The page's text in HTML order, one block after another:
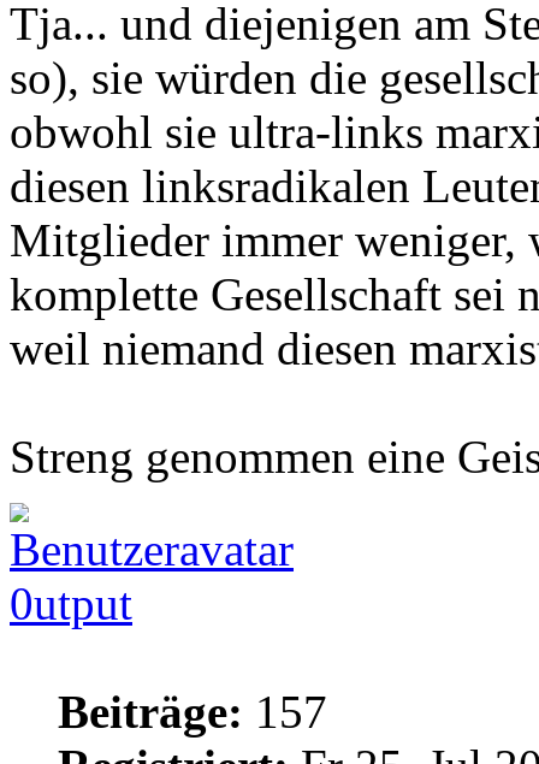
Tja... und diejenigen am
so), sie würden die
obwohl sie ultra-links
diesen linksradikalen
Mitglieder immer weniger,
komplette Gesellschaft sei
weil niemand diesen
Streng genommen eine
0utput
Beiträge: 157